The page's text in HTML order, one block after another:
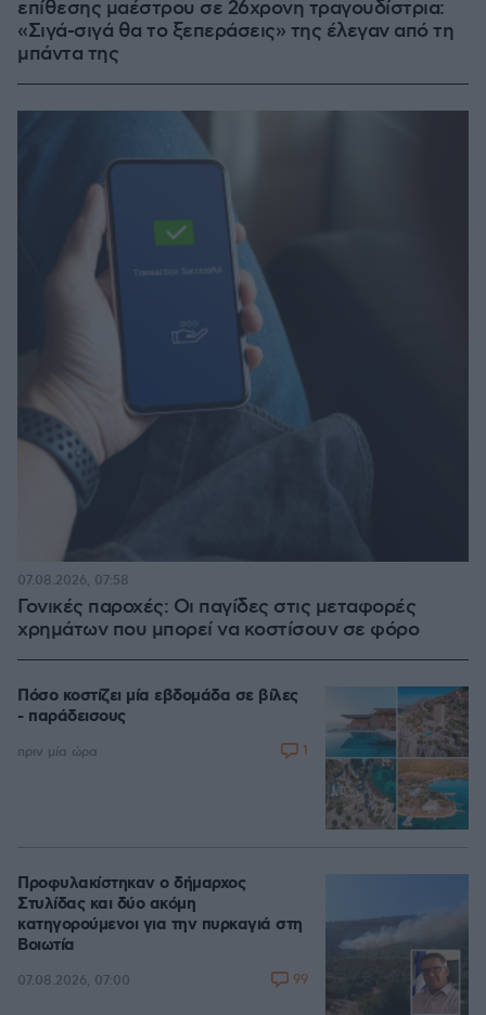
επίθεσης μαέστρου σε 26χρονη τραγουδίστρια:
«Σιγά-σιγά θα το ξεπεράσεις» της έλεγαν από τη
μπάντα της
Γονικές παροχές: Οι παγίδες στις μεταφορές
χρημάτων που μπορεί να κοστίσουν σε φόρο
07.08.2026, 07:58
Πόσο κοστίζει μία εβδομάδα σε βίλες
- παράδεισους
πριν μία ώρα 1
Προφυλακίστηκαν ο δήμαρχος
Στυλίδας και δύο ακόμη
κατηγορούμενοι για την πυρκαγιά στη
Βοιωτία
07.08.2026, 07:00 99